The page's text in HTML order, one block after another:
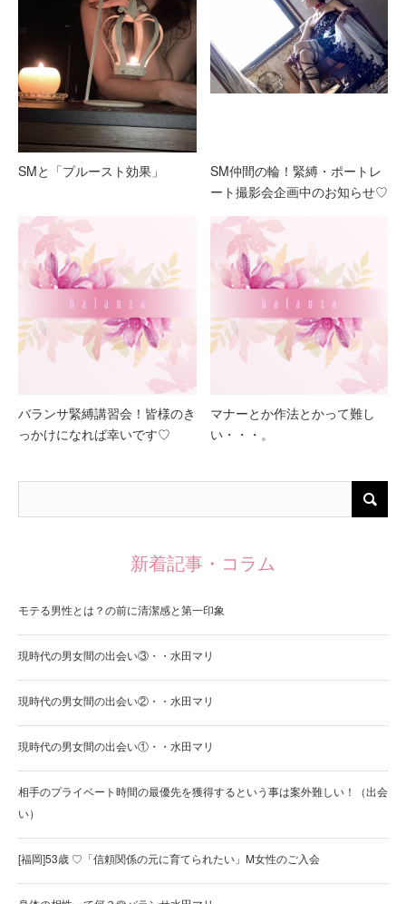
SMと「プルースト効果」
SM仲間の輪！緊縛・ポートレ
ート撮影会企画中のお知らせ♡
バランサ緊縛講習会！皆様のき
っかけになれば幸いです♡
マナーとか作法とかって難し
い・・・。
新着記事・コラム
モテる男性とは？の前に清潔感と第一印象
現時代の男女間の出会い③・・水田マリ
現時代の男女間の出会い②・・水田マリ
現時代の男女間の出会い①・・水田マリ
相手のプライベート時間の最優先を獲得するという事は案外難しい！（出会
い）
[福岡]53歳 ♡「信頼関係の元に育てられたい」M女性のご入会